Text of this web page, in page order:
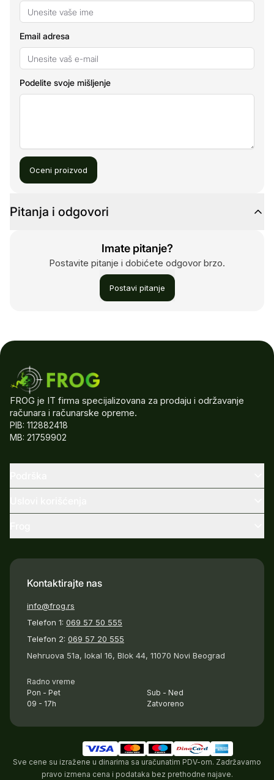
Email adresa
Podelite svoje mišljenje
Oceni proizvod
Pitanja i odgovori
Imate pitanje?
Postavite pitanje i dobićete odgovor brzo.
Postavi pitanje
FROG je IT firma specijalizovana za prodaju i održavanje
računara i računarske opreme.
PIB: 112882418
MB: 21759902
Kontaktirajte nas
info@frog.rs
Telefon 1: 069 57 50 555
Telefon 2: 069 57 20 555
Nehruova 51a, lokal 16, Blok 44, 11070 Novi Beograd
Radno vreme
Pon - Pet
09 - 17h
Sub - Ned
Zatvoreno
Sve cene su izražene u dinarima sa uračunatim PDV-om. Zadržavamo
pravo izmena cena i podataka bez prethodne najave.